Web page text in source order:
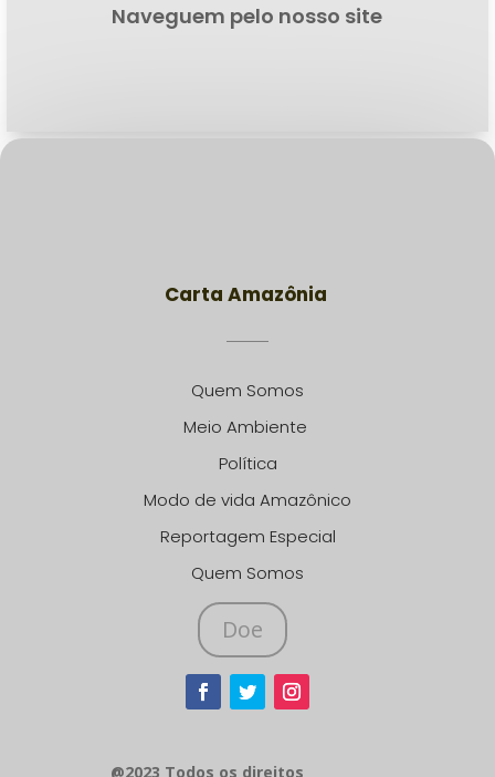
Naveguem pelo nosso site
Carta Amazônia
Quem Somos
Meio Ambiente
Política
Modo de vida Amazônico
Reportagem Especial
Quem Somos
Doe
@2023 Todos os direitos